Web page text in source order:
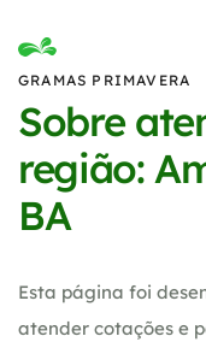
GRAMAS PRIMAVERA
Sobre
região:
BA
Esta página foi
atender cotações e